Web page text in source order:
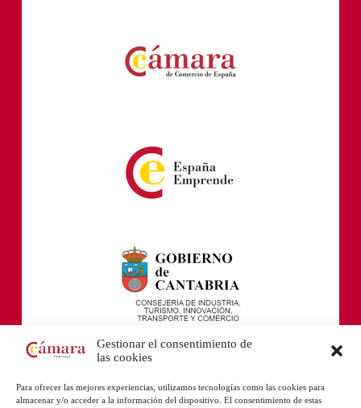
Gestionar el consentimiento de
las cookies
Para ofrecer las mejores experiencias, utilizamos tecnologías como las cookies para
almacenar y/o acceder a la información del dispositivo. El consentimiento de estas